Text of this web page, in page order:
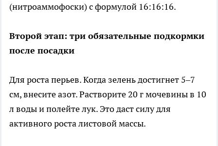
(нитроаммофоски) с формулой 16:16:16.
Второй этап: три обязательные подкормки
после посадки
Для роста перьев. Когда зелень достигнет 5–7
см, внесите азот. Растворите 20 г мочевины в 10
л воды и полейте лук. Это даст силу для
активного роста листовой массы.